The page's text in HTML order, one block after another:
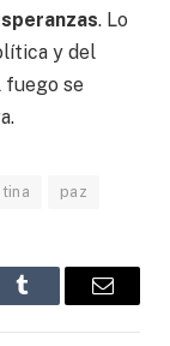
. Lo
y del
fuego se
paz
Tumblr
Correo